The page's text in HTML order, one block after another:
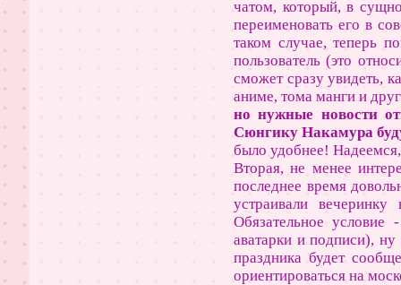
чатом, который, в
переименовать его в
таком случае, теперь
пользователь (это
сможет сразу увидеть,
аниме, тома манги и
но нужные новости
Сюнгику Накамура
было удобнее!
Вторая, не менее
последнее время
устраивали
Обязательное
аватарки и подписи),
праздника будет
ориентироваться на